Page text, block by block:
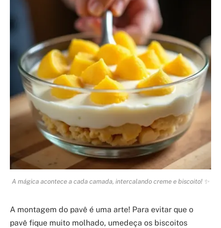
A mágica acontece a cada camada, intercalando creme e biscoito! ✨
A montagem do pavê é uma arte! Para evitar que o
pavê fique muito molhado, umedeça os biscoitos